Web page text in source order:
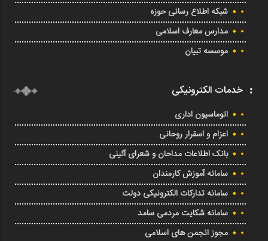
شبکه اطلاع رسانی حوزه
مدارس معارف اسلامی
موسسه تبیان
خدمات الکترونیکی
اتوماسیون اداری
اعزام و اسقرار روحانی
بانک اطلاعات مداحان و شعرای آئینی
سامانه آموزش کارمندان
سامانه تدارکات الکترونیکی دولت
سامانه شکایت مردمی سامد
مجوز انجمن های اسلامی